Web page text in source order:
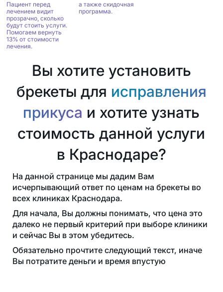
Пациент перед
лечением видит
прозрачно, сколько
будут стоить услуги.
Помогаем вернуть
13% от стоимости
лечения.
а также скидочная
программа.
Вы хотите установить
брекеты для исправления
прикуса и хотите узнать
стоимость данной услуги
в Краснодаре?
На данной странице мы дадим Вам
исчерпывающий ответ по ценам на брекеты во
всех клиниках Краснодара.
Для начала, Вы должны понимать, что цена это
далеко не первый критерий при выборе клиники
и сейчас Вы в этом убедитесь.
Обязательно прочтите следующий текст, иначе
Вы потратите деньги и время впустую